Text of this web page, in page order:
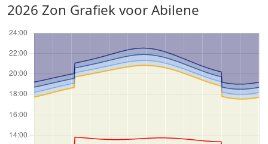
2026 Zon Grafiek voor Abilene